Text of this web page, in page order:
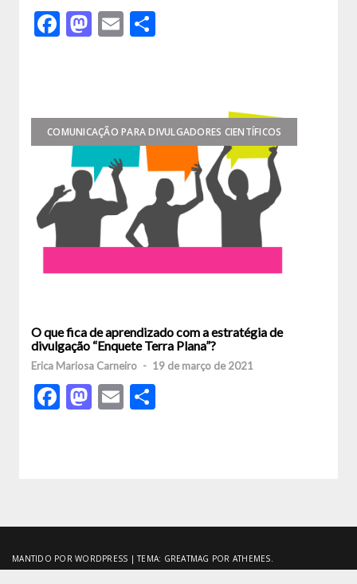
Facebook
Mastodon
Email
COMUNICAÇÃO PARA DIVULGADORES CIENTÍFICOS
O que fica de aprendizado com a estratégia de
divulgação “Enquete Terra Plana”?
Erica Mariosa Carneiro - 19 de março de 2021
Facebook
Mastodon
Email
MANTIDO POR WORDPRESS |TEMA: GREATMAG POR ATHEMES.